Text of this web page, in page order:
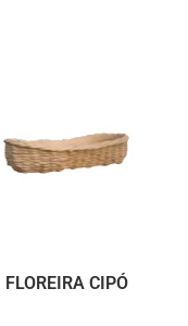
FLOREIRA CIPÓ